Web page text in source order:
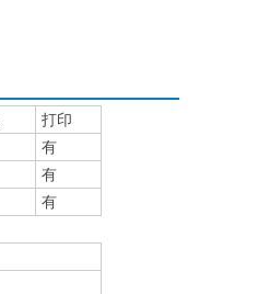
打印
有
有
有